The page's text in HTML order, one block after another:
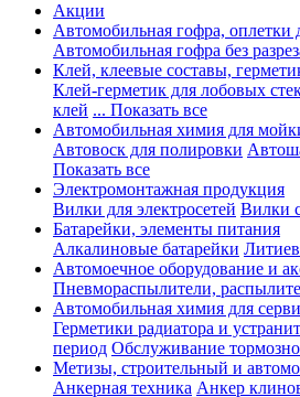
Акции
Автомобильная гофра, оплетки
Автомобильная гофра без
Клей, клеевые составы,
Клей-герметик для лобовых
клей ... Показать все
Автомобильная химия для
Автовоск для полировки
Показать все
Электромонтажная продукция
Вилки для электросетей Вилки
Батарейки, элементы питания
Алкалиновые батарейки
Автомоечное оборудование и
Пневмораспылители,
Автомобильная химия для
Герметики радиатора и
период Обслуживание
Метизы, строительный и
Анкерная техника Анкер